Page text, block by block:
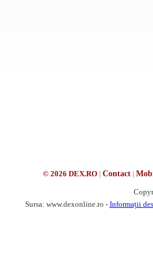
© 2026 DEX.RO| Contact|
Sursa: www.dexonline.ro - Informații